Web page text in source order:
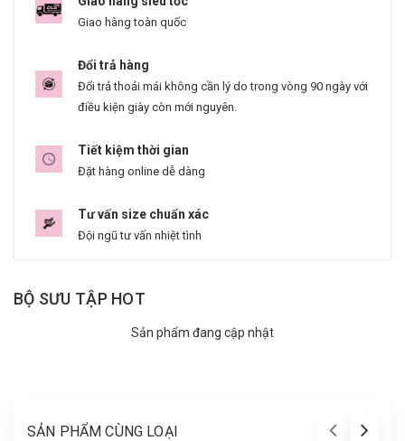
Giao hàng toàn quốc
Đổi trả hàng
Đổi trả thoải mái không cần lý do trong vòng 90 ngày với
điều kiện giày còn mới nguyên.
Tiết kiệm thời gian
Đặt hàng online dễ dàng
Tư vấn size chuẩn xác
Đội ngũ tư vấn nhiệt tình
BỘ SƯU TẬP HOT
Sản phẩm đang cập nhật
SẢN PHẨM CÙNG LOẠI